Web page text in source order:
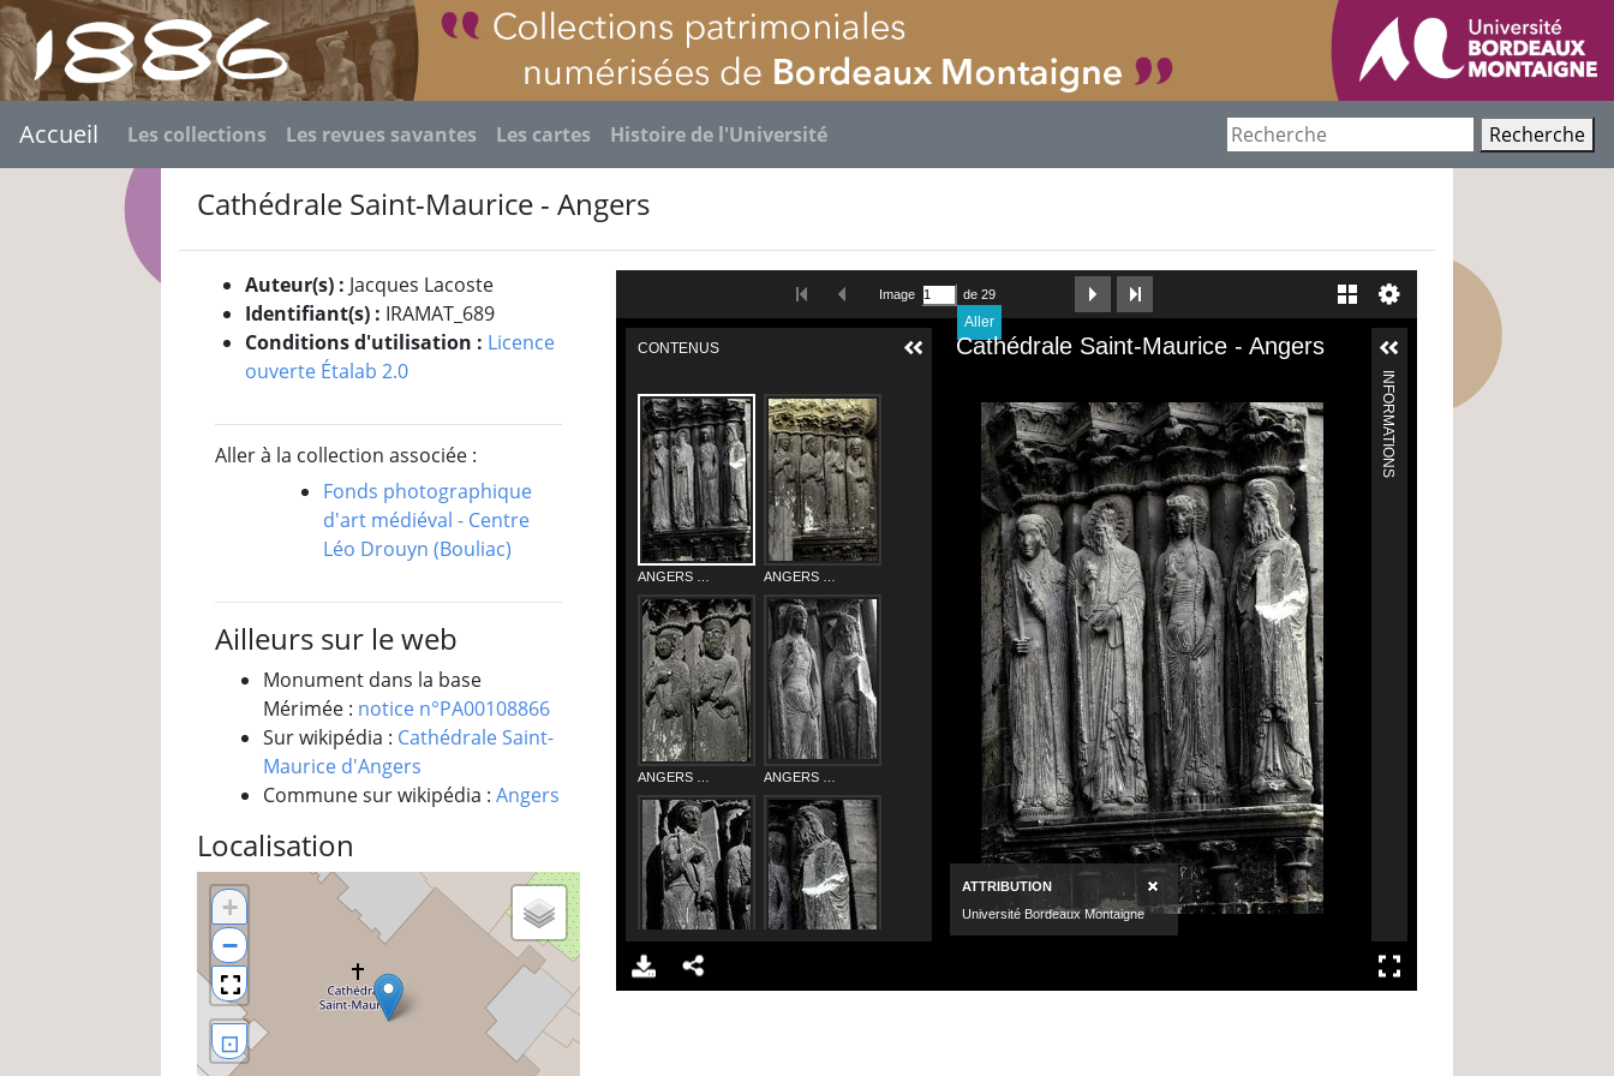
Accueil Les collections Les revues savantes Les cartes Histoire de l'Université Recherche
Cathédrale Saint-Maurice - Angers
Auteur(s) : Jacques Lacoste
Identifiant(s) : IRAMAT_689
Conditions d'utilisation : Licence
ouverte Étalab 2.0
Aller à la collection associée :
Fonds photographique
d'art médiéval - Centre
Léo Drouyn (Bouliac)
Ailleurs sur le web
Monument dans la base
Mérimée : notice n°PA00108866
Sur wikipédia : Cathédrale Saint-
Maurice d'Angers
Commune sur wikipédia :Angers
Localisation
+
−
⊡